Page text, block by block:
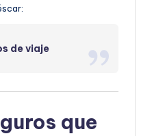
de viaje
que